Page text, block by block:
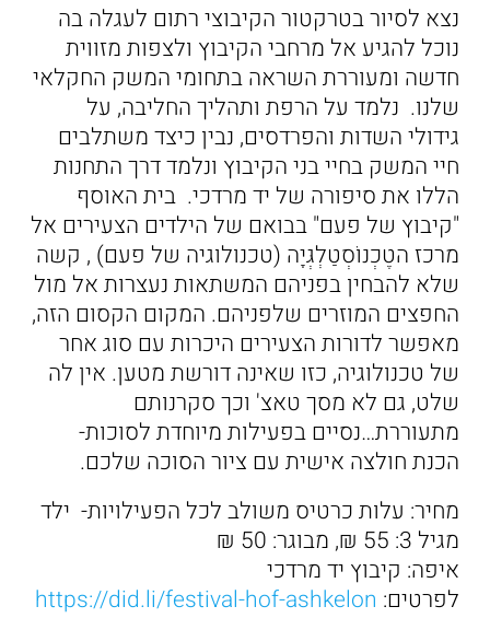
נצא לסיור בטרקטור הקיבוצי רתום לעגלה בה
נוכל להגיע אל מרחבי הקיבוץ ולצפות מזווית
חדשה ומעוררת השראה בתחומי המשק החקלאי
שלנו. נלמד על הרפת ותהליך החליבה, על
גידולי השדות והפרדסים, נבין כיצד משתלבים
חיי המשק בחיי בני הקיבוץ ונלמד דרך התחנות
הללו את סיפורה של יד מרדכי. בית האוסף
"קיבוץ של פעם" בבואם של הילדים הצעירים אל
מרכז הטֶכְנוֹסְטַלְגְּיָה (טכנולוגיה של פעם) , קשה
שלא להבחין בפניהם המשתאות נעצרות אל מול
החפצים המוזרים שלפניהם. המקום הקסום הזה,
מאפשר לדורות הצעירים היכרות עם סוג אחר
של טכנולוגיה, כזו שאינה דורשת מטען. אין לה
שלט, גם לא מסך טאצ' וכך סקרנותם
מתעוררת…נסיים בפעילות מיוחדת לסוכות-
הכנת חולצה אישית עם ציור הסוכה שלכם.
מחיר: עלות כרטיס משולב לכל הפעילויות- ילד
מגיל 3: 55 ₪, מבוגר: 50 ₪
איפה: קיבוץ יד מרדכי
לפרטים: https://did.li/festival-hof-ashkelon